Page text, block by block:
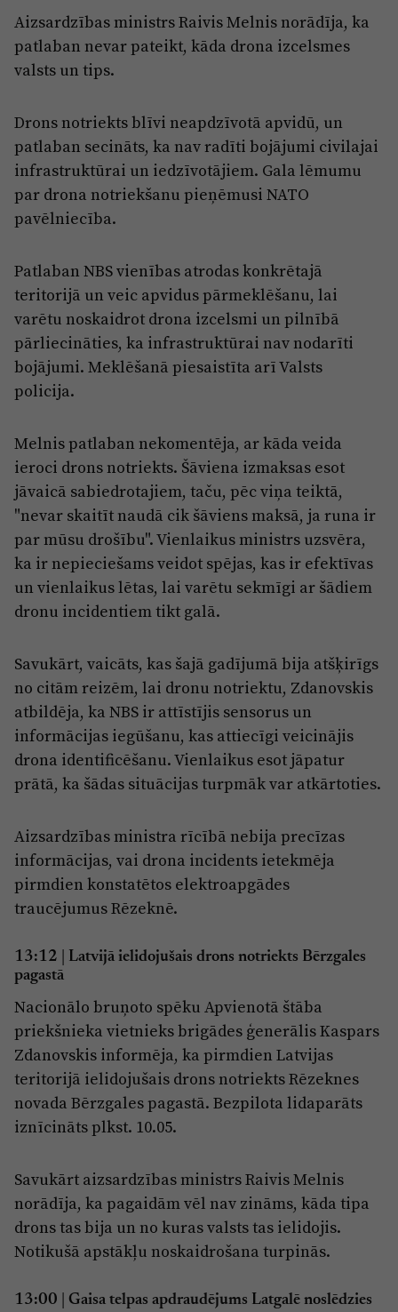
Aizsardzības ministrs Raivis Melnis norādīja, ka
patlaban nevar pateikt, kāda drona izcelsmes
valsts un tips.
Drons notriekts blīvi neapdzīvotā apvidū, un
patlaban secināts, ka nav radīti bojājumi civilajai
infrastruktūrai un iedzīvotājiem. Gala lēmumu
par drona notriekšanu pieņēmusi NATO
pavēlniecība.
Patlaban NBS vienības atrodas konkrētajā
teritorijā un veic apvidus pārmeklēšanu, lai
varētu noskaidrot drona izcelsmi un pilnībā
pārliecināties, ka infrastruktūrai nav nodarīti
bojājumi. Meklēšanā piesaistīta arī Valsts
policija.
Melnis patlaban nekomentēja, ar kāda veida
ieroci drons notriekts. Šāviena izmaksas esot
jāvaicā sabiedrotajiem, taču, pēc viņa teiktā,
"nevar skaitīt naudā cik šāviens maksā, ja runa ir
par mūsu drošību". Vienlaikus ministrs uzsvēra,
ka ir nepieciešams veidot spējas, kas ir efektīvas
un vienlaikus lētas, lai varētu sekmīgi ar šādiem
dronu incidentiem tikt galā.
Savukārt, vaicāts, kas šajā gadījumā bija atšķirīgs
no citām reizēm, lai dronu notriektu, Zdanovskis
atbildēja, ka NBS ir attīstījis sensorus un
informācijas iegūšanu, kas attiecīgi veicinājis
drona identificēšanu. Vienlaikus esot jāpatur
prātā, ka šādas situācijas turpmāk var atkārtoties.
Aizsardzības ministra rīcībā nebija precīzas
informācijas, vai drona incidents ietekmēja
pirmdien konstatētos elektroapgādes
traucējumus Rēzeknē.
13:12 | Latvijā ielidojušais drons notriekts Bērzgales
pagastā
Nacionālo bruņoto spēku Apvienotā štāba
priekšnieka vietnieks brigādes ģenerālis Kaspars
Zdanovskis informēja, ka pirmdien Latvijas
teritorijā ielidojušais drons notriekts Rēzeknes
novada Bērzgales pagastā. Bezpilota lidaparāts
iznīcināts plkst. 10.05.
Savukārt aizsardzības ministrs Raivis Melnis
norādīja, ka pagaidām vēl nav zināms, kāda tipa
drons tas bija un no kuras valsts tas ielidojis.
Notikušā apstākļu noskaidrošana turpinās.
13:00 | Gaisa telpas apdraudējums Latgalē noslēdzies